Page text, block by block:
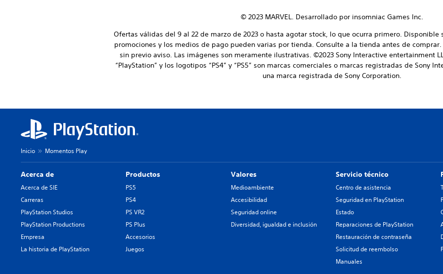
© 2023 MARVEL. Desarrollado por insomniac Games Inc.
Ofertas válidas del 9 al 22 de marzo de 2023 o hasta agotar stock, lo que ocurra primero.
promociones y los medios de pago pueden varias por tienda. Consulte a la tienda antes de
sin previo aviso. Las imágenes son meramente ilustrativas. ©2023 Sony Interactive entertainment
“PlayStation” y los logotipos “PS4” y “PS5” son marcas comerciales o marcas registradas de Sony
una marca registrada de Sony Corporation.
Inicio Momentos Play
Acerca de
Acerca de SIE
Carreras
PlayStation Studios
PlayStation Productions
Empresa
La historia de PlayStation
Productos
PS5
PS4
PS VR2
PS Plus
Accesorios
Juegos
Valores
Medioambiente
Accesibilidad
Seguridad online
Diversidad, igualdad e inclusión
Servicio técnico
Centro de asistencia
Seguridad en PlayStation
Estado
Reparaciones de PlayStation
Restauración de contraseña
Solicitud de reembolso
Manuales